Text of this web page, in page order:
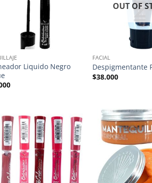
Liquido Negro
OUT OF
FACIAL
Despigmentante
$38.000